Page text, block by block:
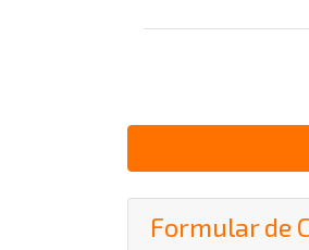
Formular de